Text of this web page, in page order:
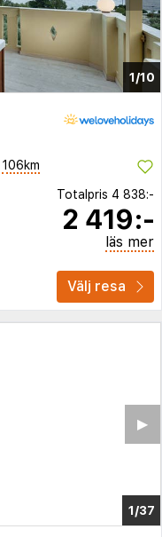
1/10
106km
Totalpris 4 838:-
2 419:-
läs mer
Välj resa
1/29
▶︎